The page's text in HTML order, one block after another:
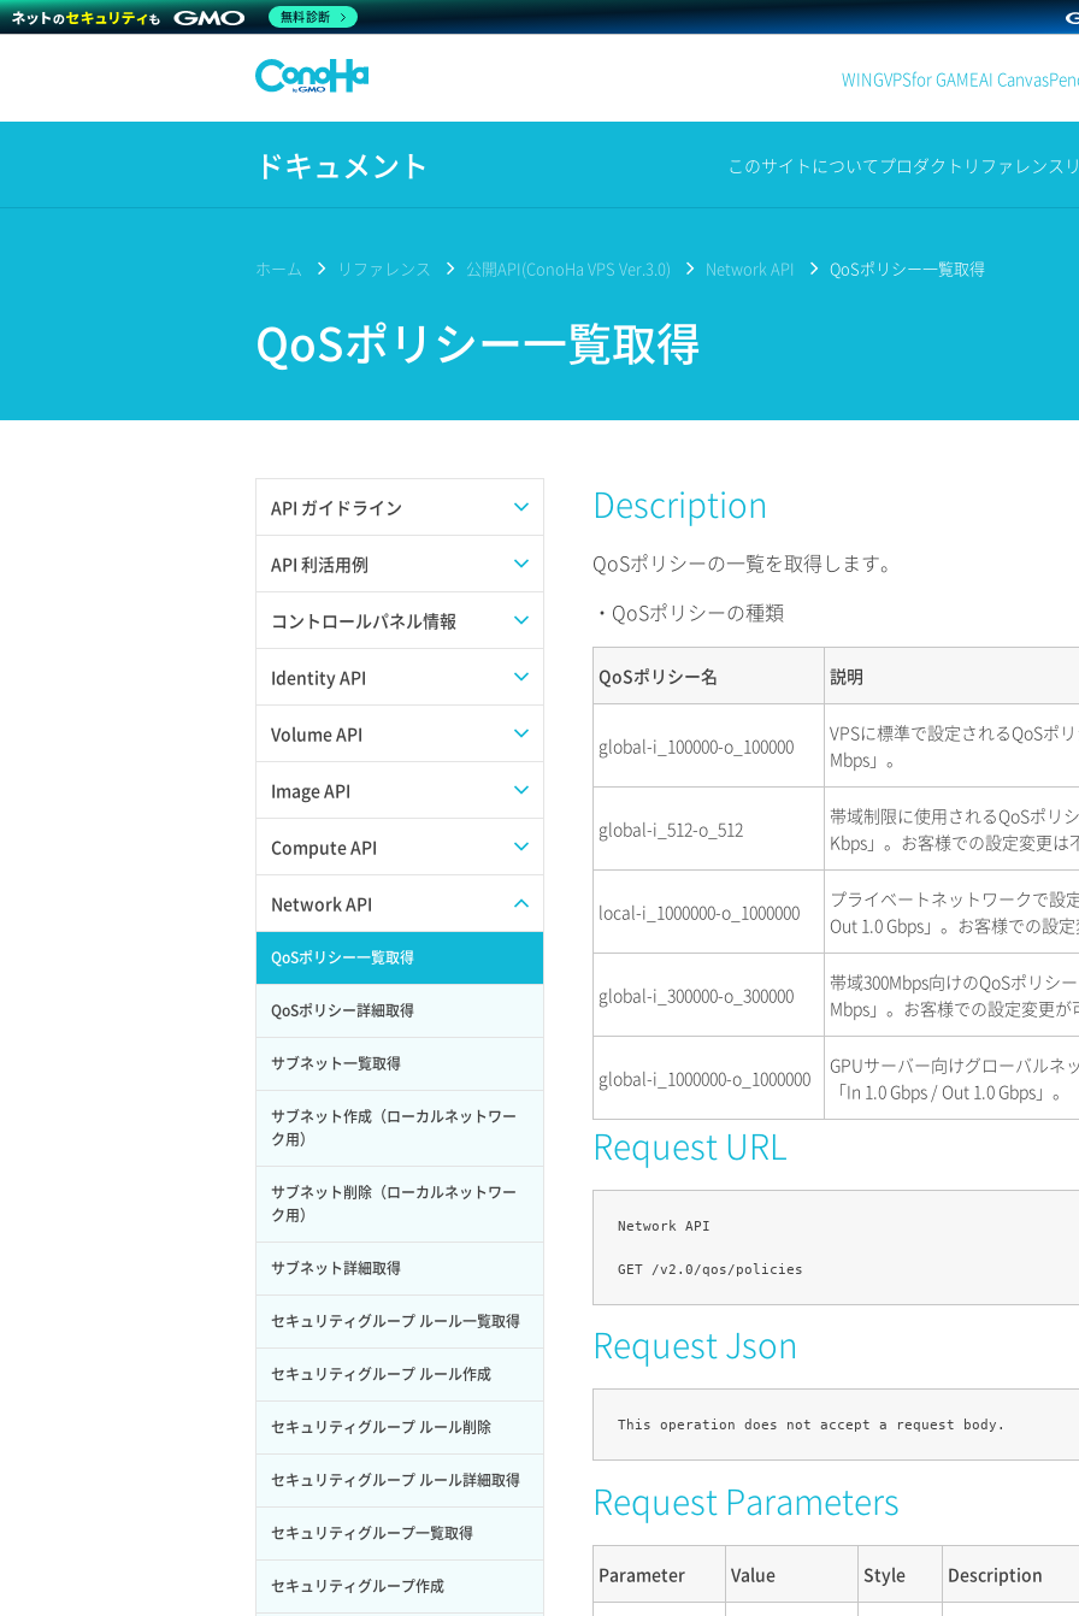
WINGVPSfor GAMEAI Canvas
ドキュメント このサイトについてプロダクト リファレンス
ホーム リファレンス 公開API(ConoHa VPS Ver.3.0) Network API QoSポリシー一覧取得
QoSポリシー一覧取得
API ガイドライン
APIのご利用について
API 利活用例
APIでAPIサブユーザーを作成する
APIでVPSにISOイメージを挿入する
APIでVPSを作成する
コントロールパネル情報
APIユーザーを作成する
API情報を確認する
Identity API
Credential一覧取得
Credential作成
Credential削除
サブユーザー更新
サブユーザー詳細取得
トークン発行
パーミッション一覧取得
ロールからパーミッションを紐づけ解
Volume API
スナップショット一覧取得
スナップショット作成
スナップショット削除
スナップショット復元
スナップショット詳細一覧取得
スナップショット詳細取得（アイテム
指定）
バックアップリストア
バックアップ一覧取得
Image API
ISOイメージアップロード
ISOイメージ作成
イメージ一覧取得
イメージ保存使用量取得
イメージ保存容量取得
イメージ保存容量変更
イメージ削除
イメージ詳細取得
Compute API
ISOイメージ挿入/排出
SSHキーペア一覧取得
SSHキーペア作成
SSHキーペア削除
SSHキーペア詳細取得
アタッチ済みポート一覧取得
アタッチ済みポート詳細取得
アタッチ済みボリューム一覧
アタッチ済みボリューム詳細取得
コンソールURL発行
サーバーに紐づくアドレス取得
サーバーに紐づくアドレス取得（ネッ
トワーク指定）
サーバーに紐づくセキュリティグルー
プ取得
Network API
QoSポリシー一覧取得
QoSポリシー詳細取得
サブネット一覧取得
サブネット作成（ローカルネットワー
ク用）
サブネット削除（ローカルネットワー
ク用）
サブネット詳細取得
セキュリティグループ ルール一覧取得
セキュリティグループ ルール作成
セキュリティグループ ルール削除
セキュリティグループ ルール詳細取得
セキュリティグループ一覧取得
セキュリティグループ作成
Description
QoSポリシーの一覧を取得します。
・QoSポリシーの種類
QoSポリシー名 説明
global-i_100000-o_100000
VPSに標準で設定されるQoSポ
Mbps」。
global-i_512-o_512
帯域制限に使用されるQoSポリ
Kbps」。お客様での設定変更は
local-i_1000000-o_1000000
プライベートネットワークで設
Out 1.0 Gbps」。お客様での設定
global-i_300000-o_300000
帯域300Mbps向けのQoSポリシ
Mbps」。お客様での設定変更が
global-i_1000000-o_1000000
GPUサーバー向けグローバルネ
「In 1.0 Gbps / Out 1.0 Gbps」。
Request URL
Network API
Request Json
Request Parameters
Parameter Value Style Description
無料診断